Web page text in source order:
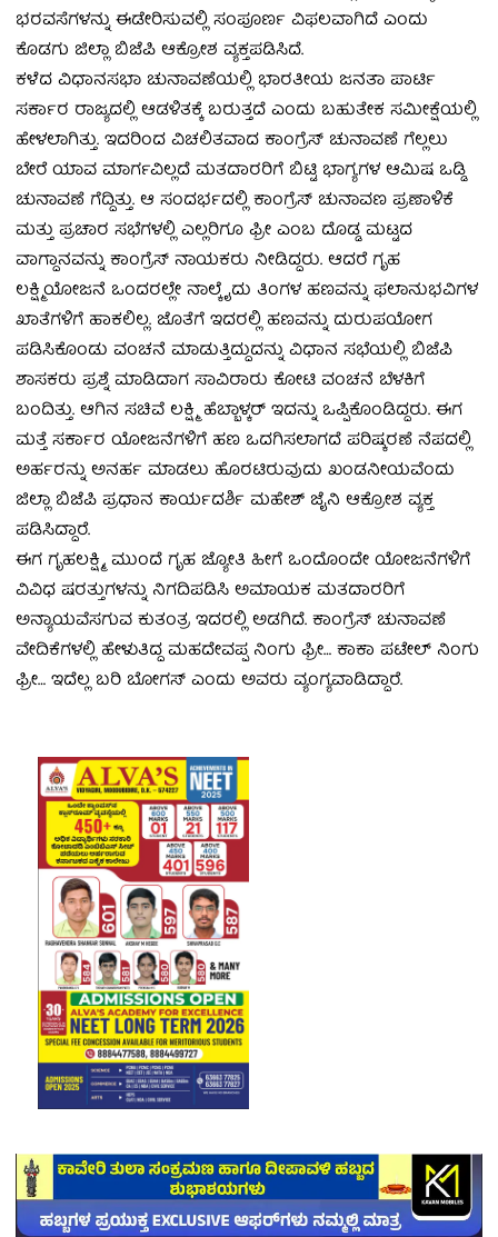
ಭರವಸೆಗಳನ್ನು ಈಡೇರಿಸುವಲ್ಲಿ ಸಂಪೂರ್ಣ ವಿಫಲವಾಗಿದೆ ಎಂದು
ಕೊಡಗು ಜಿಲ್ಲಾ ಬಿಜೆಪಿ ಆಕ್ರೋಶ ವ್ಯಕ್ತಪಡಿಸಿದೆ.
ಕಳೆದ ವಿಧಾನಸಭಾ ಚುನಾವಣೆಯಲ್ಲಿ ಭಾರತೀಯ ಜನತಾ ಪಾರ್ಟಿ
ಸರ್ಕಾರ ರಾಜ್ಯದಲ್ಲಿ ಆಡಳಿತಕ್ಕೆ ಬರುತ್ತದೆ ಎಂದು ಬಹುತೇಕ ಸಮೀಕ್ಷೆಯಲ್ಲಿ
ಹೇಳಲಾಗಿತ್ತು. ಇದರಿಂದ ವಿಚಲಿತವಾದ ಕಾಂಗ್ರೆಸ್ ಚುನಾವಣೆ ಗೆಲ್ಲಲು
ಬೇರೆ ಯಾವ ಮಾರ್ಗವಿಲ್ಲದೆ ಮತದಾರರಿಗೆ ಬಿಟ್ಟಿ ಭಾಗ್ಯಗಳ ಆಮಿಷ ಒಡ್ಡಿ
ಚುನಾವಣೆ ಗೆದ್ದಿತ್ತು. ಆ ಸಂದರ್ಭದಲ್ಲಿ ಕಾಂಗ್ರೆಸ್ ಚುನಾವಣ ಪ್ರಣಾಳಿಕೆ
ಮತ್ತು ಪ್ರಚಾರ ಸಭೆಗಳಲ್ಲಿ ಎಲ್ಲರಿಗೂ ಫ್ರೀ ಎಂಬ ದೊಡ್ಡ ಮಟ್ಟದ
ವಾಗ್ದಾನವನ್ನು ಕಾಂಗ್ರೆಸ್ ನಾಯಕರು ನೀಡಿದ್ದರು. ಆದರೆ ಗೃಹ
ಲಕ್ಷ್ಮಿಯೋಜನೆ ಒಂದರಲ್ಲೇ ನಾಲ್ಕೈದು ತಿಂಗಳ ಹಣವನ್ನು ಫಲಾನುಭವಿಗಳ
ಖಾತೆಗಳಿಗೆ ಹಾಕಲಿಲ್ಲ. ಜೊತೆಗೆ ಇದರಲ್ಲಿ ಹಣವನ್ನು ದುರುಪಯೋಗ
ಪಡಿಸಿಕೊಂಡು ವಂಚನೆ ಮಾಡುತ್ತಿದ್ದುದನ್ನು ವಿಧಾನ ಸಭೆಯಲ್ಲಿ ಬಿಜೆಪಿ
ಶಾಸಕರು ಪ್ರಶ್ನೆ ಮಾಡಿದಾಗ ಸಾವಿರಾರು ಕೋಟಿ ವಂಚನೆ ಬೆಳಕಿಗೆ
ಬಂದಿತ್ತು. ಆಗಿನ ಸಚಿವೆ ಲಕ್ಷ್ಮಿ ಹೆಬ್ಬಾಳ್ಕರ್ ಇದನ್ನು ಒಪ್ಪಿಕೊಂಡಿದ್ದರು. ಈಗ
ಮತ್ತೆ ಸರ್ಕಾರ ಯೋಜನೆಗಳಿಗೆ ಹಣ ಒದಗಿಸಲಾಗದೆ ಪರಿಷ್ಕರಣೆ ನೆಪದಲ್ಲಿ
ಅರ್ಹರನ್ನು ಅನರ್ಹ ಮಾಡಲು ಹೊರಟಿರುವುದು ಖಂಡನೀಯವೆಂದು
ಜಿಲ್ಲಾ ಬಿಜೆಪಿ ಪ್ರಧಾನ ಕಾರ್ಯದರ್ಶಿ ಮಹೇಶ್ ಜೈನಿ ಆಕ್ರೋಶ ವ್ಯಕ್ತ
ಪಡಿಸಿದ್ದಾರೆ.
ಈಗ ಗೃಹಲಕ್ಷ್ಮಿ, ಮುಂದೆ ಗೃಹ ಜ್ಯೋತಿ ಹೀಗೆ ಒಂದೊಂದೇ ಯೋಜನೆಗಳಿಗೆ
ವಿವಿಧ ಷರತ್ತುಗಳನ್ನು ನಿಗದಿಪಡಿಸಿ ಅಮಾಯಕ ಮತದಾರರಿಗೆ
ಅನ್ಯಾಯವೆಸಗುವ ಕುತಂತ್ರ ಇದರಲ್ಲಿ ಅಡಗಿದೆ. ಕಾಂಗ್ರೆಸ್ ಚುನಾವಣೆ
ವೇದಿಕೆಗಳಲ್ಲಿ ಹೇಳುತಿದ್ದ ಮಹದೇವಪ್ಪ ನಿಂಗು ಫ್ರೀ… ಕಾಕಾ ಪಟೇಲ್ ನಿಂಗು
ಫ್ರೀ… ಇದೆಲ್ಲ ಬರಿ ಬೋಗಸ್ ಎಂದು ಅವರು ವ್ಯಂಗ್ಯವಾಡಿದ್ದಾರೆ.